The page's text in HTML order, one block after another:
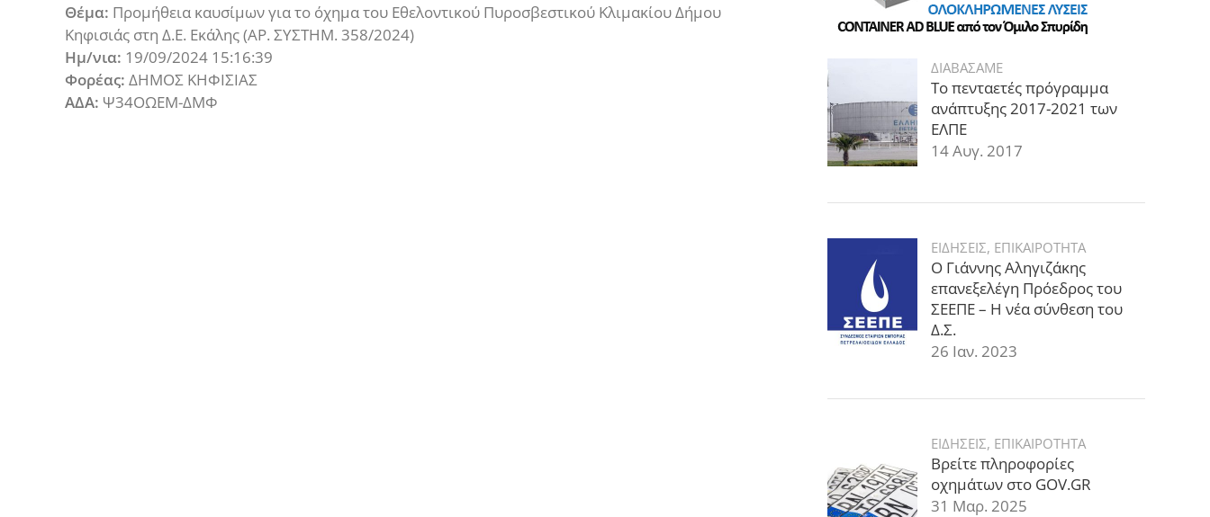
Θέμα: Προμήθεια καυσίμων για το όχημα του Εθελοντικού Πυροσβεστικού Κλιμακίου Δήμου
Κηφισιάς στη Δ.Ε. Εκάλης (ΑΡ. ΣΥΣΤΗΜ. 358/2024)
Ημ/νια: 19/09/2024 15:16:39
Φορέας: ΔΗΜΟΣ ΚΗΦΙΣΙΑΣ
ΑΔΑ: Ψ34ΟΩΕΜ-ΔΜΦ
ΔΙΑΒΑΣΑΜΕ
Το πενταετές πρόγραμμα
ανάπτυξης 2017-2021 των
ΕΛΠΕ
14 Αυγ. 2017
ΕΙΔΗΣΕΙΣ, ΕΠΙΚΑΙΡΟΤΗΤΑ
Ο Γιάννης Αληγιζάκης
επανεξελέγη Πρόεδρος του
ΣΕΕΠΕ – Η νέα σύνθεση του
Δ.Σ.
26 Ιαν. 2023
ΕΙΔΗΣΕΙΣ, ΕΠΙΚΑΙΡΟΤΗΤΑ
Βρείτε πληροφορίες
οχημάτων στο GOV.GR
31 Μαρ. 2025